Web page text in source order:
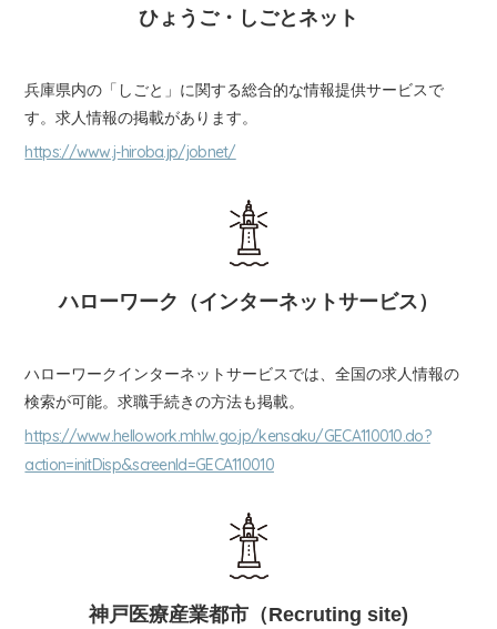
ひょうご・しごとネット
兵庫県内の「しごと」に関する総合的な情報提供サービスで
す。求人情報の掲載があります。
https://www.j-hiroba.jp/jobnet/
ハローワーク（インターネットサービス）
ハローワークインターネットサービスでは、全国の求人情報の
検索が可能。求職手続きの方法も掲載。
https://www.hellowork.mhlw.go.jp/kensaku/GECA110010.do?
action=initDisp&screenId=GECA110010
神戸医療産業都市（Recruting site)